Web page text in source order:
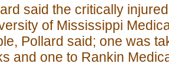
said the critically
of Mississippi
Pollard said; one was
and one to Rankin